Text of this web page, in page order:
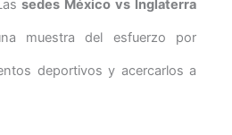
sedes México vs Inglaterra
muestra del esfuerzo por
deportivos y acercarlos a